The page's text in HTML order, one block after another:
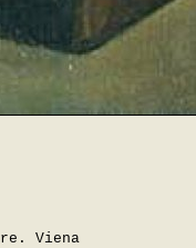
Viena